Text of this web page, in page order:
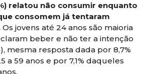
relatou não consumir enquanto
consomem já tentaram
Os jovens até 24 anos são maioria
beber e não ter a intenção
mesma resposta dada por 8,7%
a 59 anos e por 7,1% daqueles